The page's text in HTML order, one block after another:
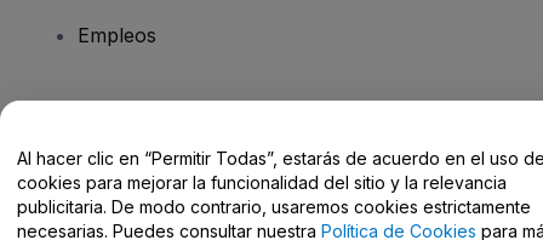
Empleos
Centro de Ayuda / Contacto
Al hacer clic en “Permitir Todas”, estarás de acuerdo en el uso
cookies para mejorar la funcionalidad del sitio y la relevancia
publicitaria. De modo contrario, usaremos cookies estrictamente
necesarias. Puedes consultar nuestra Política de Cookies para